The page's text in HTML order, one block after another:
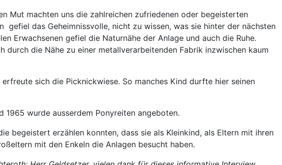
Mut machten uns die zahlreichen zufriedenen oder begeisterten
gefiel das Geheimnissvolle, nicht zu wissen, was sie hinter der nächsten
Erwachsenen gefiel die Naturnähe der Anlage und auch die Ruhe.
durch die Nähe zu einer metallverarbeitenden Fabrik inzwischen kaum
sich die Picknickwiese. So manches Kind durfte hier seinen
1965 wurde ausserdem Ponyreiten angeboten.
begeistert erzählen konnten, dass sie als Kleinkind, als Eltern mit ihren
mit den Enkeln die Anlagen besucht haben.